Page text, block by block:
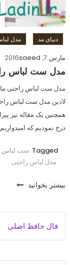
دنیای مد مدل
مارس 7, 2016
saeed
مدل ست لباس
لادین مدل ست لباس
همچنین یک مقاله نیز
درج نمودیم که
Tagged ست لباس
مدل لباس راحتی
بیشتر بخوانید
فال حافظ اصلی